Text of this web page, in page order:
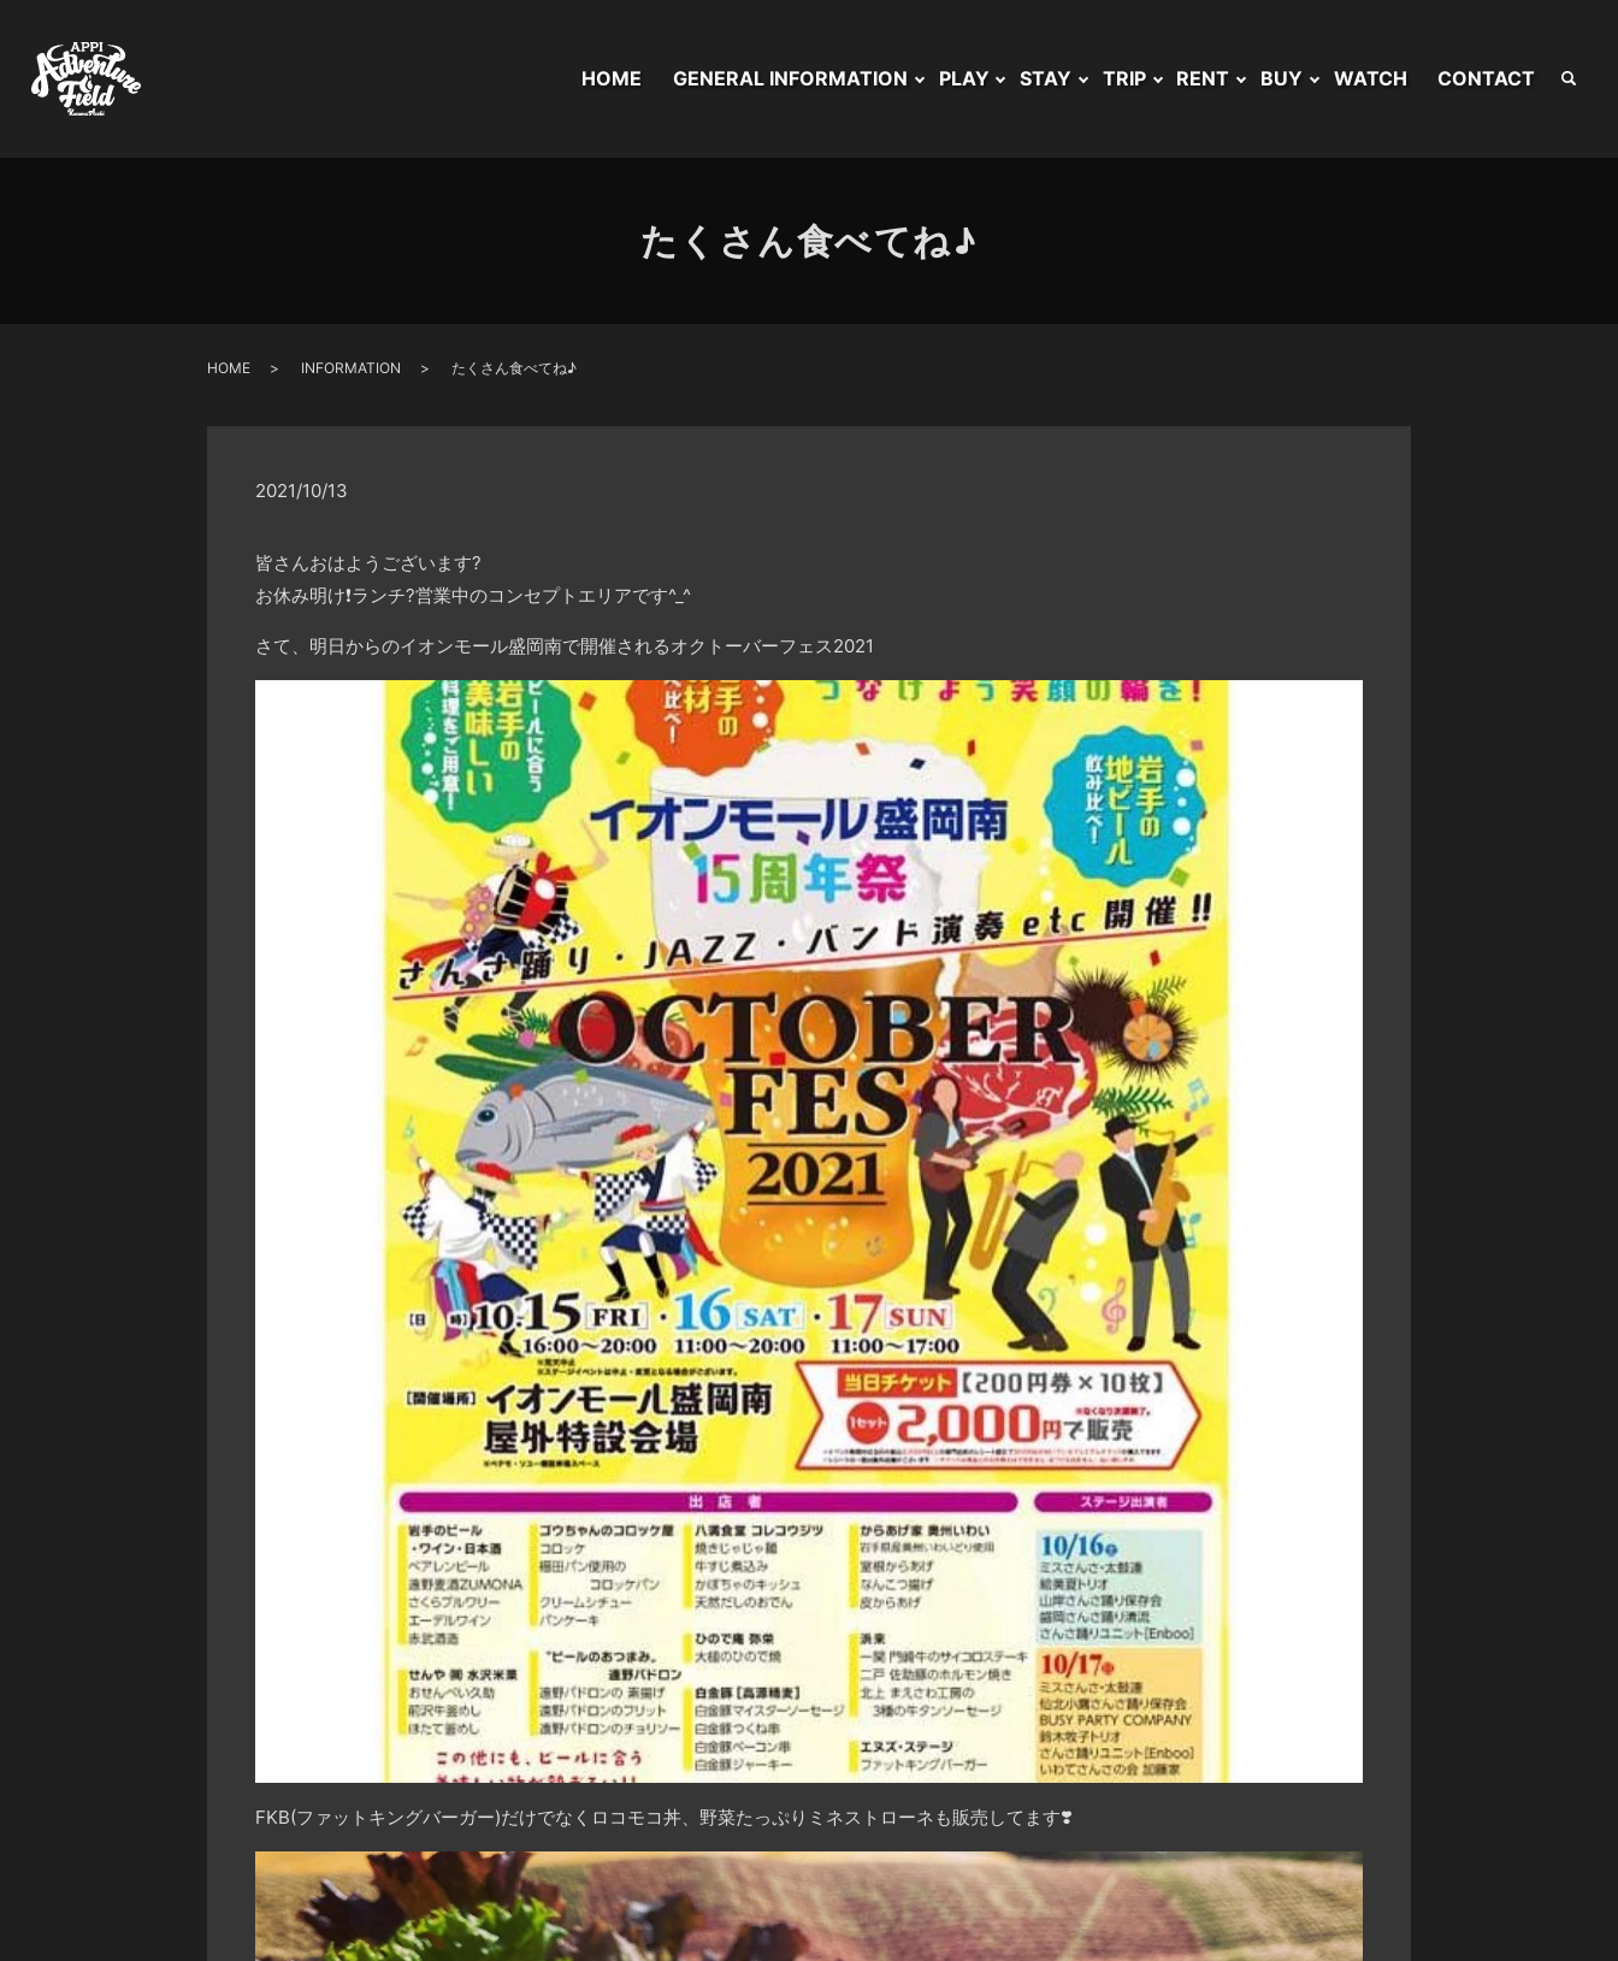
HOME GENERAL INFORMATION PLAY STAY TRIP RENT BUY WATCH CONTACT
たくさん食べてね♪
HOME INFORMATION たくさん食べてね♪
2021/10/13
皆さんおはようございます?
お休み明け❗️ランチ?営業中のコンセプトエリアです^_^
さて、明日からのイオンモール盛岡南で開催されるオクトーバーフェス2021
FKB(ファットキングバーガー)だけでなくロコモコ丼、野菜たっぷりミネストローネも販売してます❣️